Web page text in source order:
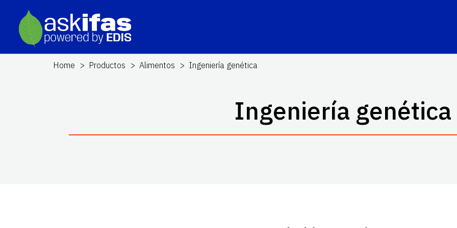
Home Productos Alimentos Ingeniería genética
Ingeniería genética